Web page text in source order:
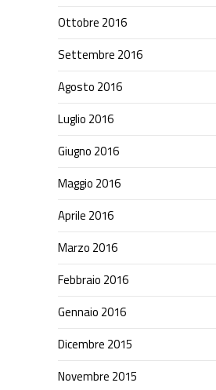
Ottobre 2016
Settembre 2016
Agosto 2016
Luglio 2016
Giugno 2016
Maggio 2016
Aprile 2016
Marzo 2016
Febbraio 2016
Gennaio 2016
Dicembre 2015
Novembre 2015